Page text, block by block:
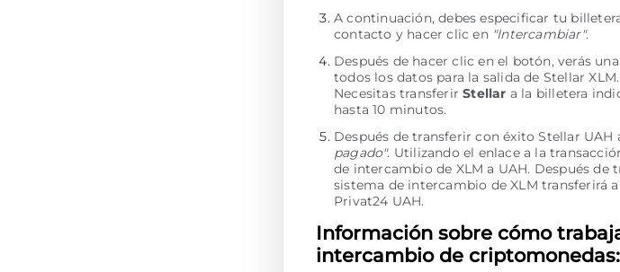
A continuación, debes especificar tu
contacto y hacer clic en "Intercambiar".
Después de hacer clic en el botón, verás
todos los datos para la salida de Stellar
Necesitas transferirStellar a la billetera
hasta 10 minutos.
Después de transferir con éxito Stellar
pagado". Utilizando el enlace a la
de intercambio de XLM a UAH. Después
sistema de intercambio de XLM transferirá
Privat24 UAH.
Información sobre cómo
intercambio de criptomonedas: